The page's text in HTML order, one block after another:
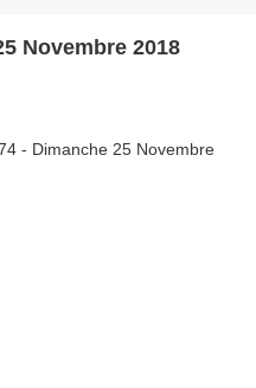
Novembre 2018